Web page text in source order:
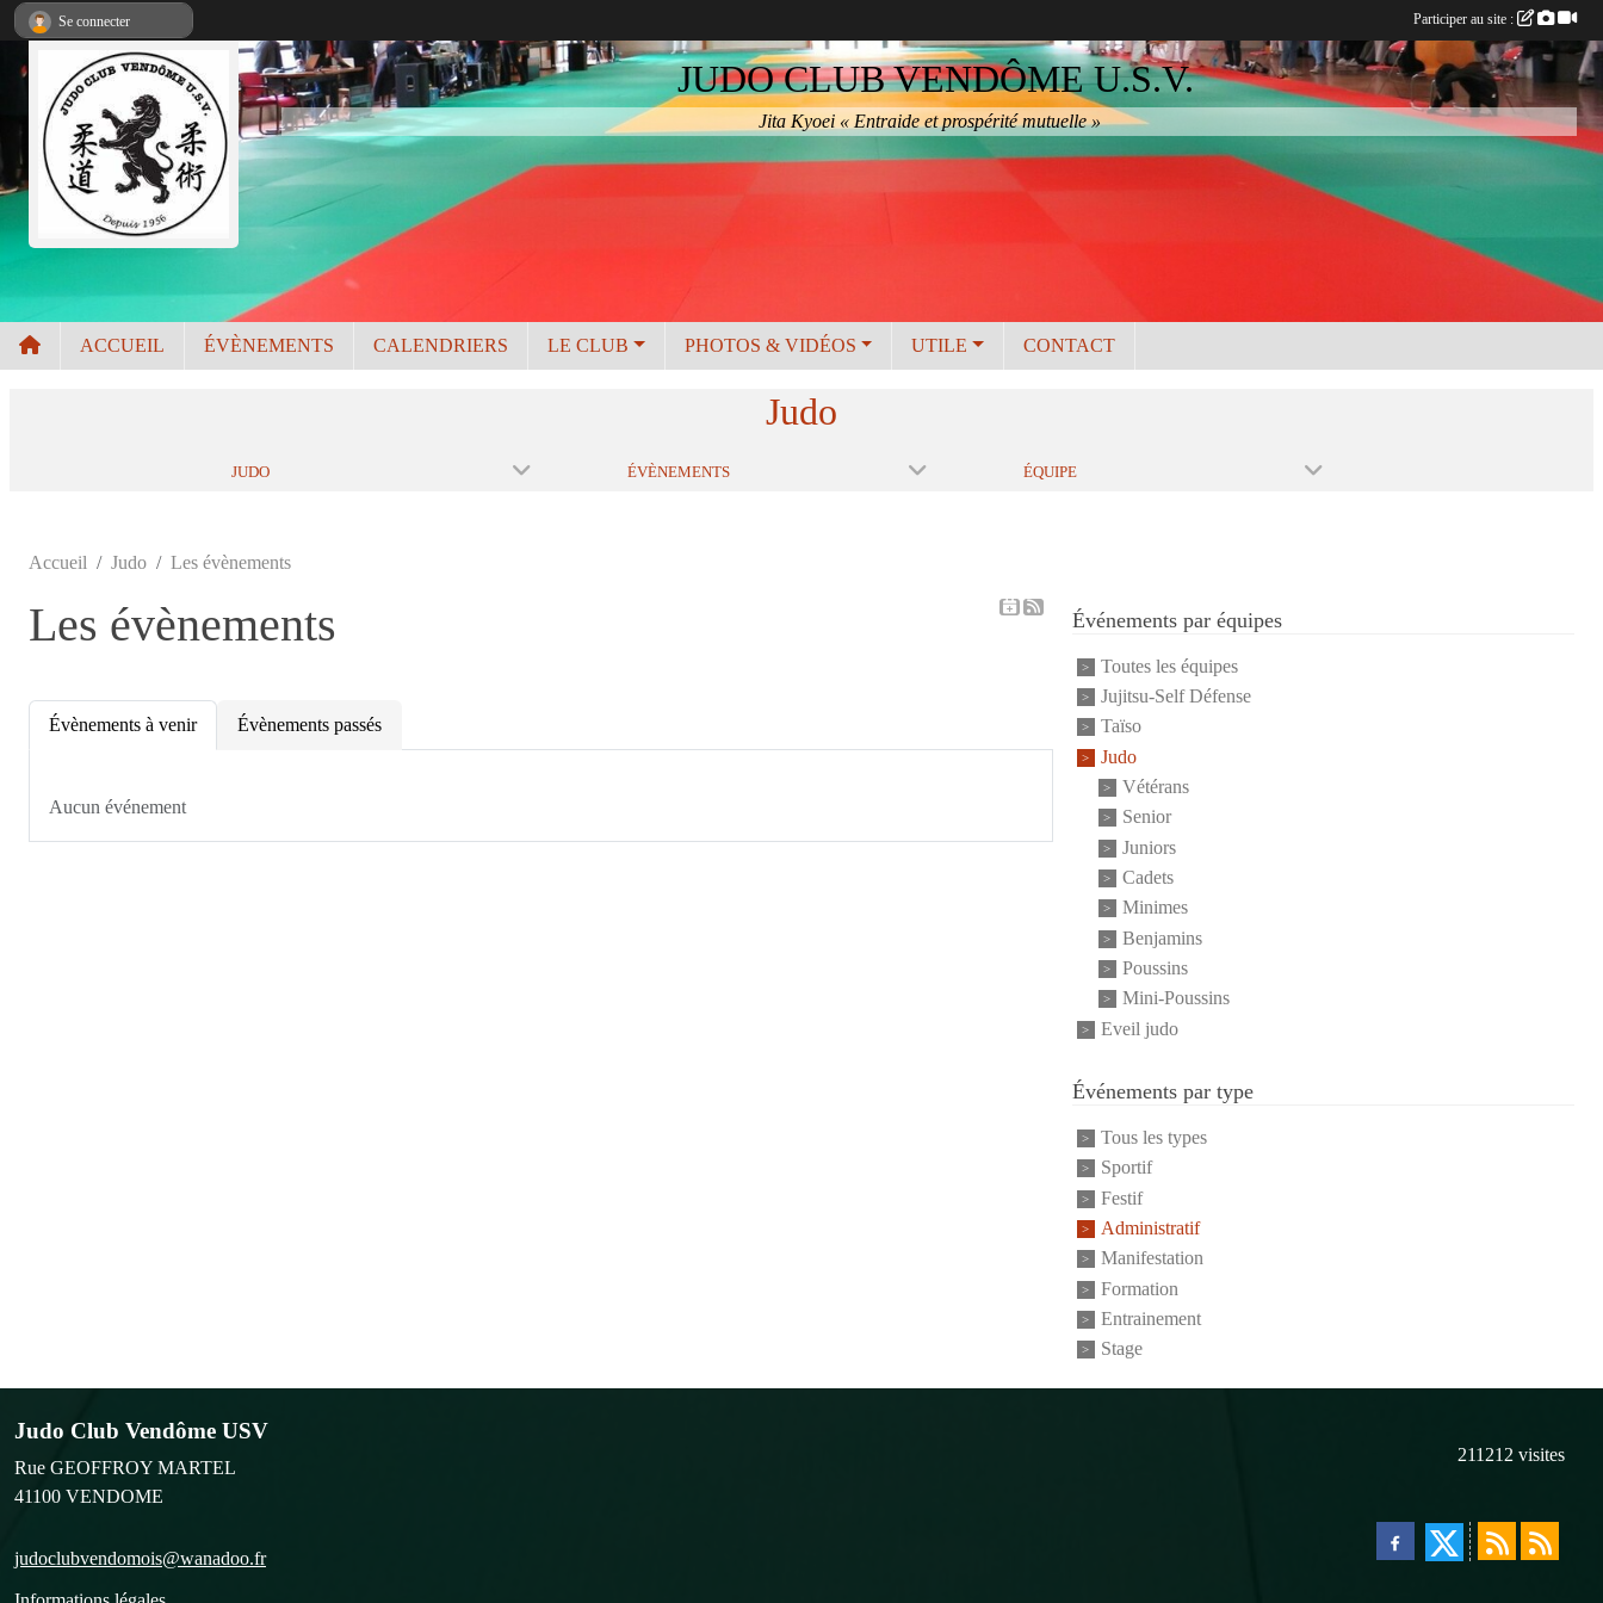
JUDO CLUB VENDÔME U.S.V.
Jita Kyoei « Entraide et prospérité mutuelle »
ACCUEIL ÉVÈNEMENTS CALENDRIERS LE CLUB PHOTOS & VIDÉOS UTILE CONTACT
Judo
JUDO ÉVÈNEMENTS ÉQUIPE
Accueil Judo Les évènements
Les évènements
Évènements à venir Évènements passés
Aucun événement
Événements par équipes
Toutes les équipes
Jujitsu-Self Défense
Taïso
Judo
Vétérans
Senior
Juniors
Cadets
Minimes
Benjamins
Poussins
Mini-Poussins
Eveil judo
Événements par type
Tous les types
Sportif
Festif
Administratif
Manifestation
Formation
Entrainement
Stage
Judo Club Vendôme USV
Rue GEOFFROY MARTEL
41100 VENDOME
judoclubvendomois@wanadoo.fr
211212 visites
Se connecter Participer au site :
Panneau de gestion des cookies